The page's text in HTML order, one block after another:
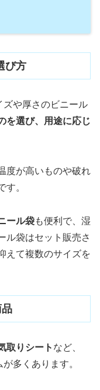
び方
ズや厚さのビニール
を選び、用途に応じ
度が高いものや破れ
す。
ール袋も便利で、湿
ル袋はセット販売さ
えて複数のサイズを
取りシート など、
多くあります。